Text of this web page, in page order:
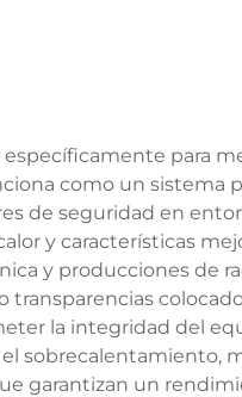
para
como un sistema
de seguridad en
y características
y producciones de
la integridad del
sobrecalentamiento,
garantizan un